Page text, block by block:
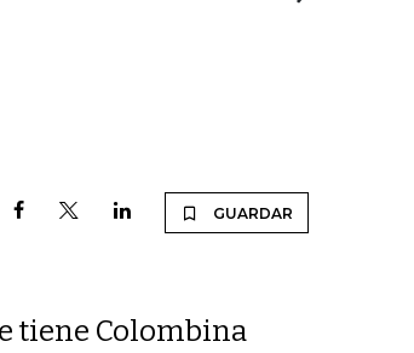
GUARDAR
tiene Colombina